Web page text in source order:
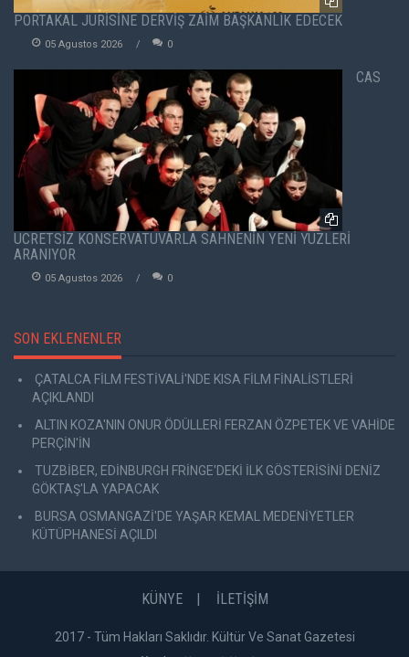
PORTAKAL JÜRİSİNE DERVİŞ ZAİM BAŞKANLIK EDECEK
05 Agustos 2026 0
CAS
ÜCRETSİZ KONSERVATUVARLA SAHNENİN YENİ YÜZLERİ
ARANIYOR
05 Agustos 2026 0
SON EKLENENLER
ÇATALCA FİLM FESTİVALİ'NDE KISA FİLM FİNALİSTLERİ
AÇIKLANDI
ALTIN KOZA'NIN ONUR ÖDÜLLERİ FERZAN ÖZPETEK VE VAHİDE
PERÇİN'İN
TUZBİBER, EDİNBURGH FRİNGE'DEKİ İLK GÖSTERİSİNİ DENİZ
GÖKTAŞ'LA YAPACAK
BURSA OSMANGAZİ'DE YAŞAR KEMAL MEDENİYETLER
KÜTÜPHANESİ AÇILDI
KÜNYE İLETİŞİM
2017 - Tüm Hakları Saklıdır. Kültür Ve Sanat Gazetesi